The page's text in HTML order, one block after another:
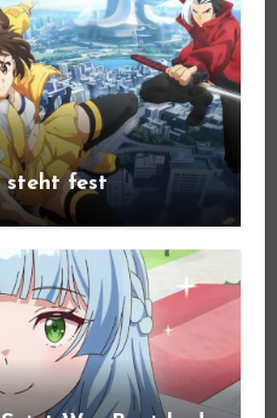
steht fest